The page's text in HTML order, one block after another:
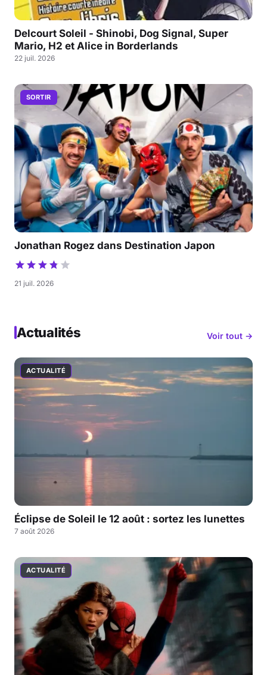
Delcourt Soleil - Shinobi, Dog Signal, Super
Mario, H2 et Alice in Borderlands
22 juil. 2026
SORTIR
Jonathan Rogez dans Destination Japon
21 juil. 2026
Actualités Voir tout →
ACTUALITÉ
Éclipse de Soleil le 12 août : sortez les lunettes
7 août 2026
ACTUALITÉ